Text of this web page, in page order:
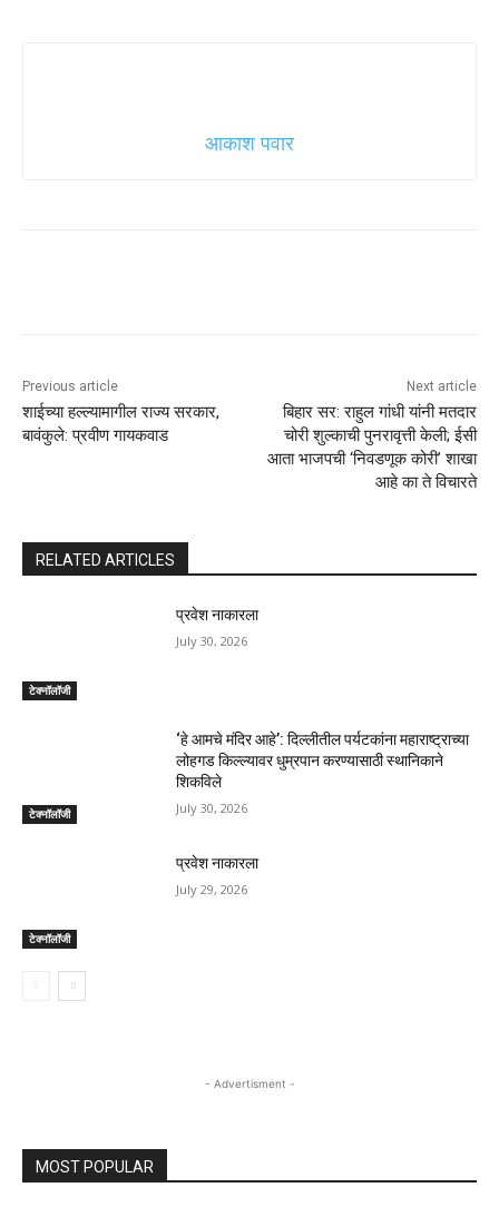
आकाश पवार
Previous article
शाईच्या हल्ल्यामागील राज्य सरकार,
बावंकुले: प्रवीण गायकवाड
Next article
बिहार सर: राहुल गांधी यांनी मतदार
चोरी शुल्काची पुनरावृत्ती केली; ईसी
आता भाजपची ‘निवडणूक कोरी’ शाखा
आहे का ते विचारते
RELATED ARTICLES
टेक्नॉलॉजी
प्रवेश नाकारला
July 30, 2026
टेक्नॉलॉजी
‘हे आमचे मंदिर आहे’: दिल्लीतील पर्यटकांना महाराष्ट्राच्या
लोहगड किल्ल्यावर धुम्रपान करण्यासाठी स्थानिकाने
शिकविले
July 30, 2026
टेक्नॉलॉजी
प्रवेश नाकारला
July 29, 2026
- Advertisment -
MOST POPULAR